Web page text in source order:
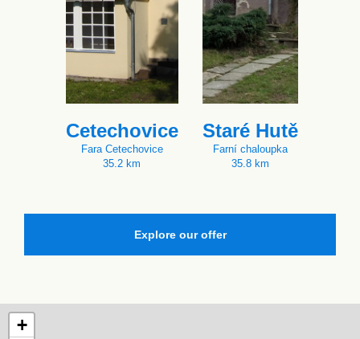
Cetechovice
Fara Cetechovice
35.2 km
Staré Hutě
Farní chaloupka
35.8 km
Explore our offer
+